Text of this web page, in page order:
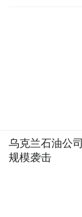
乌克兰石油公
规模袭击